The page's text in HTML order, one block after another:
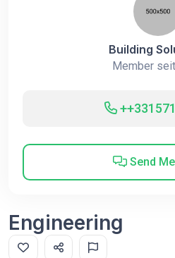
Building
Member
Send
Engineering